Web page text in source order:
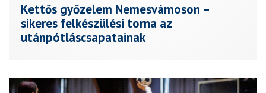
Kettős győzelem Nemesvámoson –
sikeres felkészülési torna az
utánpótláscsapatainak